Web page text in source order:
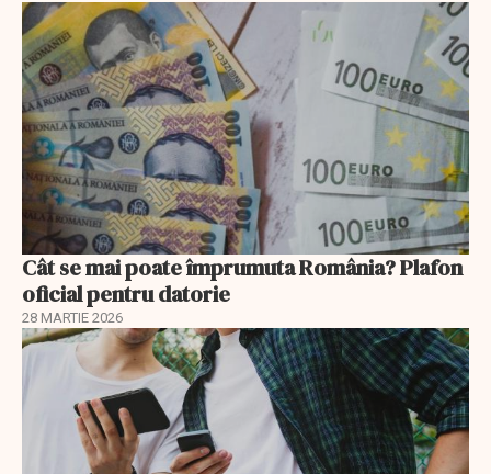
Cât se mai poate împrumuta România? Plafon
oficial pentru datorie
28 MARTIE 2026